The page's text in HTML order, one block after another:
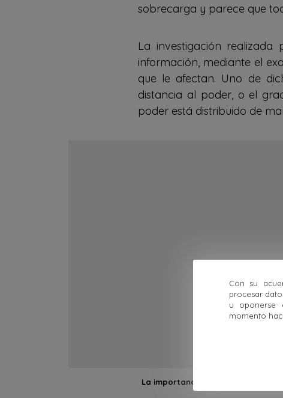
sobrecarga y parece que
La investigación
información, mediante el
que le afectan. Uno de
distancia al poder, o el
poder está distribuido de
La importancia de comprender
Con su
procesar
u oponerse
momento